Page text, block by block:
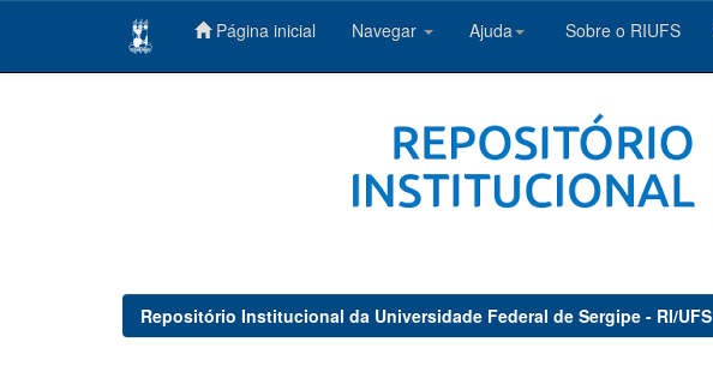
Página inicial Navegar Ajuda Sobre o RIUFS
Repositório Institucional da Universidade Federal de Sergipe - RI/UFS